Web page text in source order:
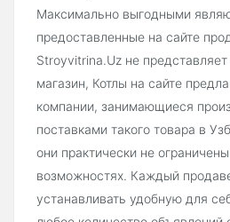
Максимально выгодными
предоставленные на сайте
Stroyvitrina.Uz не
магазин, Котлы на сайте
компании, занимающиеся
поставками такого товара в
они практически не
возможностях. Каждый
устанавливать удобную для